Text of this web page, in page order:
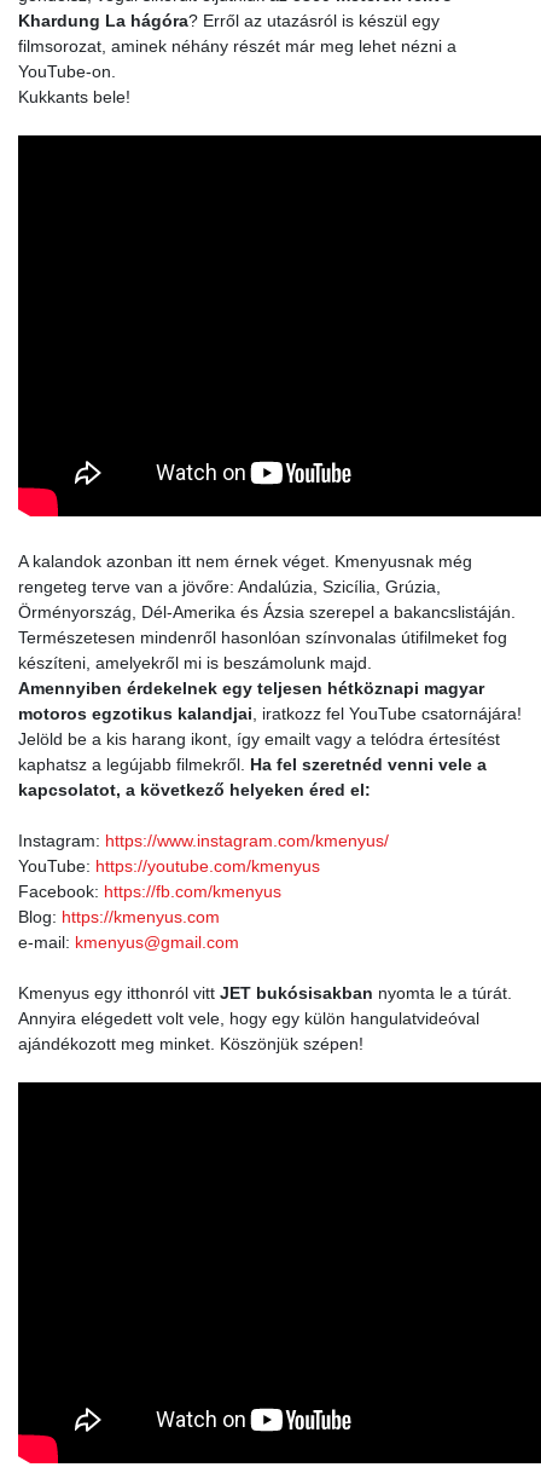
Khardung La hágóra? Erről az utazásról is készül egy
filmsorozat, aminek néhány részét már meg lehet nézni a
YouTube-on.
Kukkants bele!
A kalandok azonban itt nem érnek véget. Kmenyusnak még
rengeteg terve van a jövőre: Andalúzia, Szicília, Grúzia,
Örményország, Dél-Amerika és Ázsia szerepel a bakancslistáján.
Természetesen mindenről hasonlóan színvonalas útifilmeket fog
készíteni, amelyekről mi is beszámolunk majd.
Amennyiben érdekelnek egy teljesen hétköznapi magyar
motoros egzotikus kalandjai, iratkozz fel YouTube csatornájára!
Jelöld be a kis harang ikont, így emailt vagy a telódra értesítést
kaphatsz a legújabb filmekről. Ha fel szeretnéd venni vele a
kapcsolatot, a következő helyeken éred el:
Instagram: https://www.instagram.com/kmenyus/
YouTube: https://youtube.com/kmenyus
Facebook: https://fb.com/kmenyus
Blog: https://kmenyus.com
e-mail: kmenyus@gmail.com
Kmenyus egy itthonról vitt JET bukósisakban nyomta le a túrát.
Annyira elégedett volt vele, hogy egy külön hangulatvideóval
ajándékozott meg minket. Köszönjük szépen!